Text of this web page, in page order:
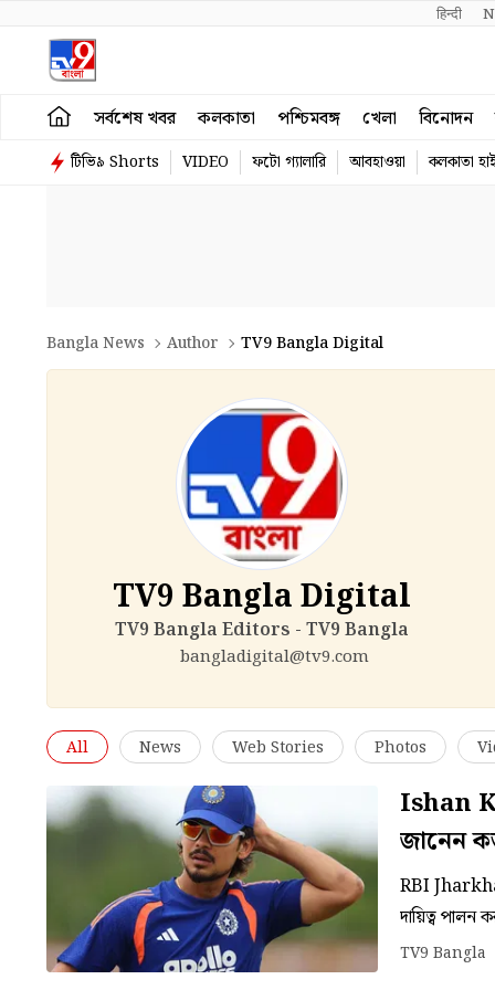
हिन्दी
সর্বশেষ খবর কলকাতা পশ্চিমবঙ্গ খেলা বিনোদন
টিভি৯ Shorts VIDEO ফটো গ্যালারি আবহাওয়া কলকাতা
Bangla News Author TV9 Bangla Digital
TV9 Bangla Digital
TV9 Bangla Editors - TV9 Bangla
bangladigital@tv9.com
All News Web Stories Photos
Ishan
জানেন
RBI
দায়িত্ব পালন
আইডি কার্ড
TV9 Bangla